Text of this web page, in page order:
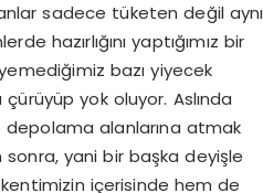
sadece tüketen değil aynı
hazırlığını yaptığımız bir
bazı yiyecek
yok oluyor. Aslında
depolama alanlarına atmak
yani bir başka deyişle
içerisinde hem de